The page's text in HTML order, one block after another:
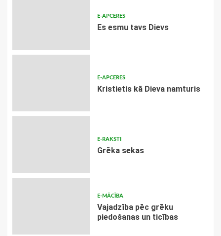
E-APCERES
Es esmu tavs Dievs
E-APCERES
Kristietis kā Dieva namturis
E-RAKSTI
Grēka sekas
E-MĀCĪBA
Vajadzība pēc grēku
piedošanas un ticības